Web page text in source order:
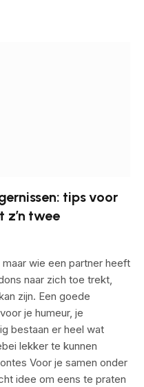
tips voor
z’n twee
wie een partner heeft
naar zich toe trekt,
zijn. Een goede
je humeur, je
bestaan er heel wat
lekker te kunnen
Voor je samen onder
idee om eens te praten